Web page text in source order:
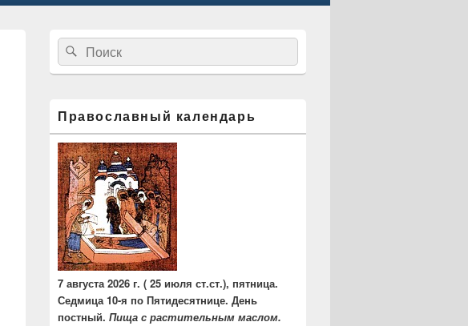
Область
основной
боковой
панели
Найти:Поиск
Православный календарь
7 августа 2026 г. ( 25 июля ст.ст.), пятница.
Седмица 10-я по Пятидесятнице. День
постный. Пища с растительным маслом.